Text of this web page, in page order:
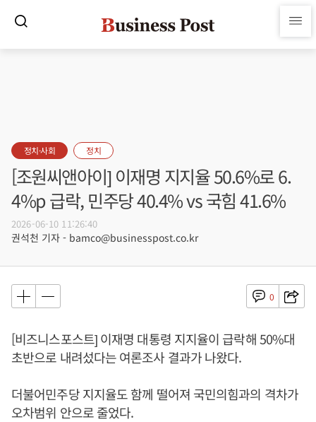
정치·사회 정치
[조원씨앤아이] 이재명 지지율 50.6%로 6.
4%p 급락, 민주당 40.4% vs 국힘 41.6%
2026-06-10 11:26:40
권석천 기자 - bamco@businesspost.co.kr
0
[비즈니스포스트] 이재명 대통령 지지율이 급락해 50%대
초반으로 내려섰다는 여론조사 결과가 나왔다.
더불어민주당 지지율도 함께 떨어져 국민의힘과의 격차가
오차범위 안으로 줄었다.